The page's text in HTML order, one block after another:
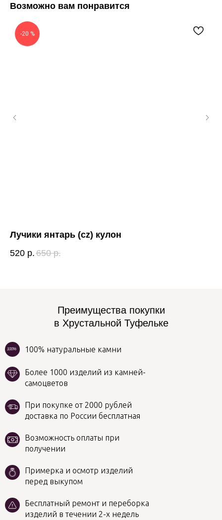
Возможно вам понравится
-20 %
Лучики янтарь (cz) кулон
520 р. 650 р.
100% натуральные камни
100%
Преимущества покупки
в Хрустальной Туфельке
Бесплатный ремонт и переборка
изделий в течении 2-х недель
Примерка и осмотр изделий
перед выкупом
Более 1000 изделий из камней-
самоцветов
Возможность оплаты при
получении
При покупке от 2000 рублей
доставка по России бесплатная